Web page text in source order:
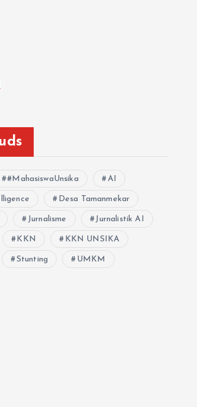
#MahasiswaUnsika AI
Desa Tamanmekar
Jurnalisme Jurnalistik AI
KKN KKN UNSIKA
Stunting UMKM